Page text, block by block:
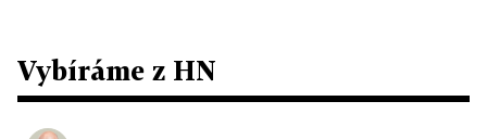
Vybíráme z HN